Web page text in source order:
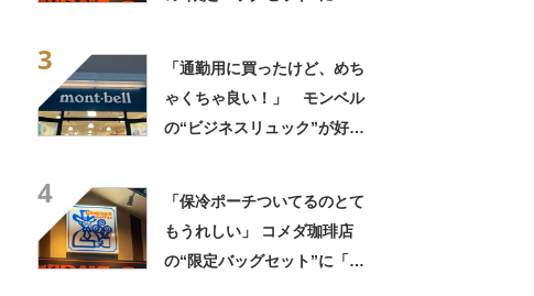
3
「通勤用に買ったけど、めち
ゃくちゃ良い！」 モンベル
の“ビジネスリュック”が好
4
「保冷ポーチついてるのとて
もうれしい」 コメダ珈琲店
の“限定バッグセット”に「ペ